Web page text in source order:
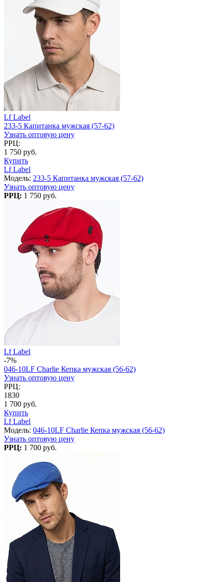
Lf Label
233-5 Капитанка мужская (57-62)
Узнать оптовую цену
РРЦ:
1 750 руб.
Купить
Lf Label
Модель: 233-5 Капитанка мужская (57-62)
Узнать оптовую цену
РРЦ: 1 750 руб.
Lf Label
-7%
046-10LF Charlie Кепка мужская (56-62)
Узнать оптовую цену
РРЦ:
1830
1 700 руб.
Купить
Lf Label
Модель: 046-10LF Charlie Кепка мужская (56-62)
Узнать оптовую цену
РРЦ: 1 700 руб.